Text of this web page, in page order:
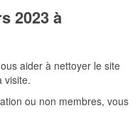
2023 à
aider à nettoyer le site
visite.
ou non membres, vous